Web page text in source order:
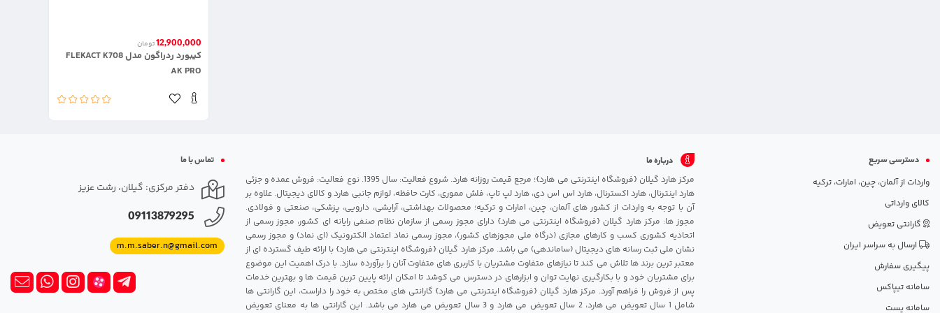
12,900,000تومان
کیبورد ردراگون مدل FLEKACT K708
AK PRO
دسترسی سریع
واردات از آلمان، چین، امارات، ترکیه
کالای وارداتی
گارانتی تعویض
ارسال به سراسر ایران
پیگیری سفارش
سامانه تیپاکس
سامانه پست
درباره ما
مرکز هارد گیلان {فروشگاه اینترنتی می هارد}؛ مرجع قیمت روزانه هارد. شروع فعالیت: سال 1395. نوع فعالیت: فروش عمده و جزئی
هارد اینترنال، هارد اکسترنال، هارد اس اس دی، هارد لپ تاپ، فلش مموری، کارت حافظه، لوازم جانبی هارد و کالای دیجیتال. علاوه بر
آن با توجه به واردات از کشور های آلمان، چین، امارات و ترکیه؛ محصولات بهداشتی، آرایشی، دارویی، پزشکی، صنعتی و فولادی.
مجوز ها: مرکز هارد گیلان {فروشگاه اینترنتی می هارد} دارای مجوز رسمی از سازمان نظام صنفی رایانه ای کشور، مجوز رسمی از
اتحادیه کشوری کسب و کارهای مجازی (درگاه ملی مجوزهای کشور)، مجوز رسمی نماد اعتماد الکترونیک (ای نماد) و مجوز رسمی
نشان ملی ثبت رسانه های دیجیتال (ساماندهی) می باشد. مرکز هارد گیلان {فروشگاه اینترنتی می هارد} با ارائه طیف گسترده ای از
معتبر ترین برند ها تلاش می کند تا نیازهای متفاوت مشتریان با کاربری های متفاوت آنان را برآورده سازد. با درک اهمیت این موضوع
برای مشتریان خود و با بکارگیری نهایت توان و ابزارهای در دسترس می کوشد تا امکان ارائه پایین ترین قیمت ها و بهترین خدمات
پس از فروش را فراهم آورد. مرکز هارد گیلان {فروشگاه اینترنتی می هارد} گارانتی های مختص به خود را داراست، این گارانتی ها
شامل 1 سال تعویض می هارد، 2 سال تعویض می هارد و 3 سال تعویض می هارد می باشد. این گارانتی ها به معنای تعویض
تماس با ما
دفتر مرکزی: گیلان، رشت عزیز
09113879295
m.m.saber.n@gmail.com